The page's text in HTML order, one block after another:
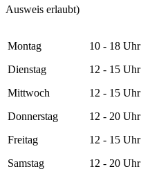
Ausweis erlaubt)
Montag
Dienstag
Mittwoch
Donnerstag
Freitag
Samstag
10 - 18 Uhr
12 - 15 Uhr
12 - 15 Uhr
12 - 20 Uhr
12 - 15 Uhr
12 - 20 Uhr